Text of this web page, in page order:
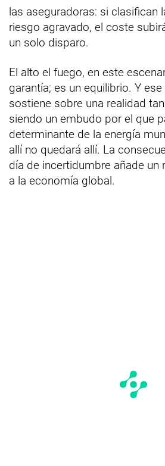
las aseguradoras: si clasifican
riesgo agravado, el coste
un solo disparo.
El alto el fuego, en este
garantía; es un equilibrio. Y
sostiene sobre una realidad
siendo un embudo por el que
determinante de la energía
allí no quedará allí. La
día de incertidumbre añade un
a la economía global.